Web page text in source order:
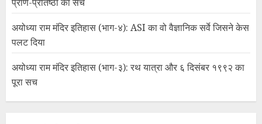
अयोध्या राम मंदिर इतिहास (भाग-४): ASI का वो वैज्ञानिक सर्वे जिसने केस
पलट दिया
अयोध्या राम मंदिर इतिहास (भाग-३): रथ यात्रा और ६ दिसंबर १९९२ का
पूरा सच